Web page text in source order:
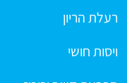
רעלת הריון
ויסות חושי